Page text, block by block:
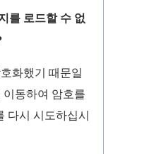
를 로드할 수 없
화했기 때문일
동하여 암호를
다시 시도하십시